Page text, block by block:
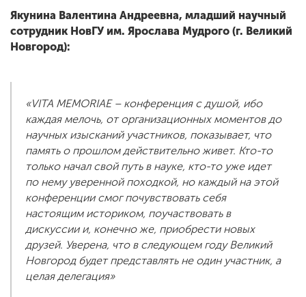
Якунина Валентина Андреевна, младший научный
сотрудник НовГУ им. Ярослава Мудрого (г. Великий
Новгород):
«VITA MEMORIAE – конференция с душой, ибо
каждая мелочь, от организационных моментов до
научных изысканий участников, показывает, что
память о прошлом действительно живет. Кто-то
только начал свой путь в науке, кто-то уже идет
по нему уверенной походкой, но каждый на этой
конференции смог почувствовать себя
настоящим историком, поучаствовать в
дискуссии и, конечно же, приобрести новых
друзей. Уверена, что в следующем году Великий
Новгород будет представлять не один участник, а
целая делегация»